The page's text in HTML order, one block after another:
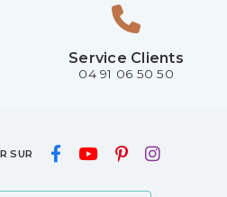
Service Clients
04 91 06 50 50
SUR